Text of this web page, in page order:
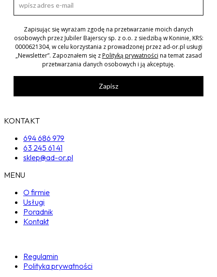
Zapisując się wyrażam zgodę na przetwarzanie moich danych
osobowych przez Jubiler Bajerscy sp. z o.o. z siedzibą w Koninie, KRS:
0000621304, w celu korzystania z prowadzonej przez ad-or.pl usługi
„Newsletter”. Zapoznałem się zPolityką prywatności na temat zasad
przetwarzania danych osobowych i ją akceptuję.
Zapisz
KONTAKT
694 686 979
63 245 61 41
sklep@ad-or.pl
MENU
O firmie
Usługi
Poradnik
Kontakt
Regulamin
Polityka prywatności